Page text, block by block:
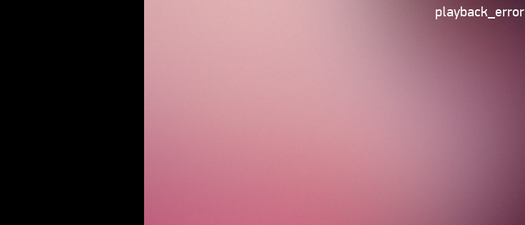
playback_error